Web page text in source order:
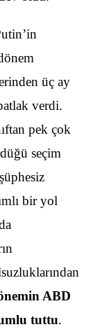
üç ay
verdi.
pek çok
seçim
bir yol
ABD
tuttu.